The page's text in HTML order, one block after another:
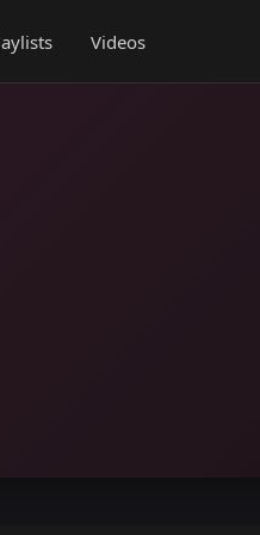
Videos